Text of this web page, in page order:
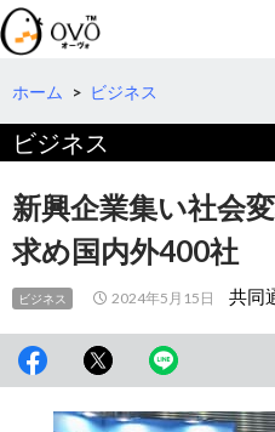
検
索
コ
テ
へ
移
動
ホーム > ビジネス
ビジネス
新興企業集い社会
求め国内外400社
ビジネス 2024年5月15日 共同